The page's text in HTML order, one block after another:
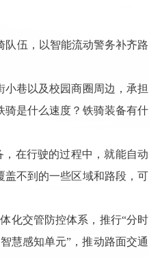
伍，以智能流动警务补齐路
小巷以及校园商圈周边，承担
骑是什么速度？铁骑装备有什
在行驶的过程中，就能自动
盖不到的一些区域和路段，可
化交管防控体系，推行“分时
慧感知单元”，推动路面交通